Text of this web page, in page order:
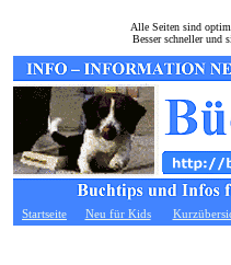
Alle Seiten sind
Besser schneller und
Startseite Neu für Kids